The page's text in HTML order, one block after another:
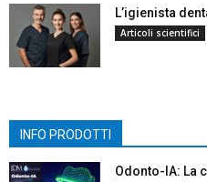
L’igienista
Articoli scientifici
INFO PRODOTTI
Odonto-IA: La